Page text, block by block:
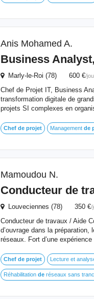
Anis Mohamed A.
Business Analyst,
Marly-le-Roi (78) 600 €/
Chef de Projet IT, Business
transformation digitale de
projets SI complexes en
Chef de projet Management de
Mamoudou N.
Conducteur de
Louveciennes (78) 350 €/
Conducteur de travaux / Aide
d’ouvrage dans la
réseaux. Fort d’une
Chef de projet Lecture et
Réhabilitation deréseaux sans